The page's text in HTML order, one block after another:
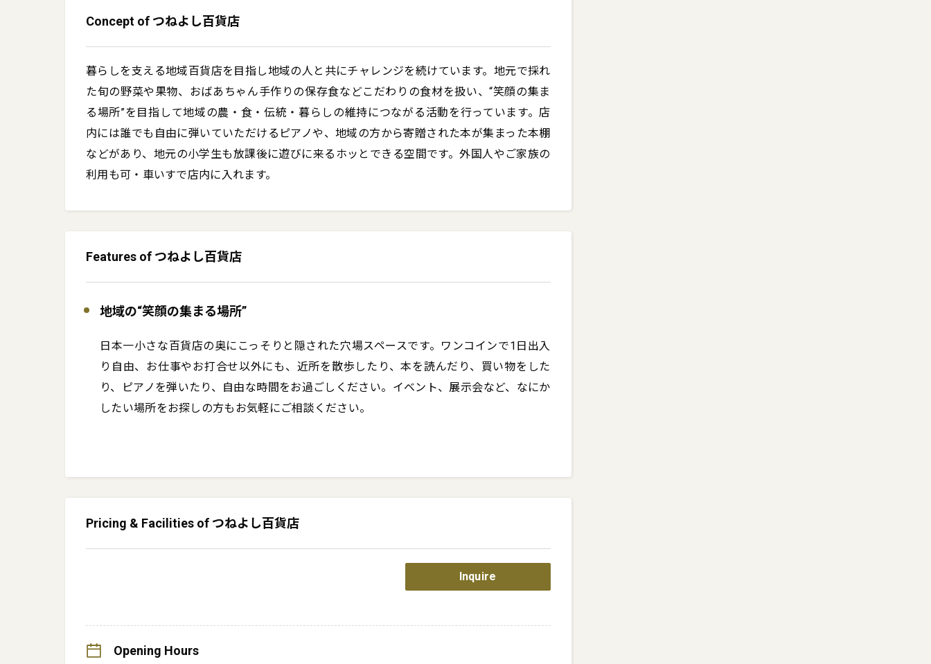
Concept of つねよし百貨店
暮らしを支える地域百貨店を目指し地域の人と共にチャレンジを続けています。地元で採れ
た旬の野菜や果物、おばあちゃん手作りの保存食などこだわりの食材を扱い、“笑顔の集ま
る場所”を目指して地域の農・食・伝統・暮らしの維持につながる活動を行っています。店
内には誰でも自由に弾いていただけるピアノや、地域の方から寄贈された本が集まった本棚
などがあり、地元の小学生も放課後に遊びに来るホッとできる空間です。外国人やご家族の
利用も可・車いすで店内に入れます。
Features of つねよし百貨店
地域の“笑顔の集まる場所”
日本一小さな百貨店の奥にこっそりと隠された穴場スペースです。ワンコインで1日出入
り自由、お仕事やお打合せ以外にも、近所を散歩したり、本を読んだり、買い物をした
り、ピアノを弾いたり、自由な時間をお過ごしください。イベント、展示会など、なにか
したい場所をお探しの方もお気軽にご相談ください。
Pricing & Facilities of つねよし百貨店
Inquire
Opening Hours